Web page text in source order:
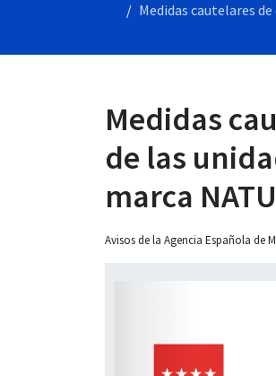
Medidas cautelares
Medidas
de las
marca
Avisos de la Agencia Española de